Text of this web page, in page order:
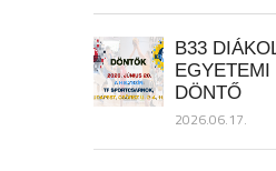
B33
DÖNTŐ
2026.06.17.